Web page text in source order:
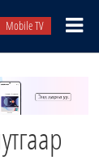
Mobile TV